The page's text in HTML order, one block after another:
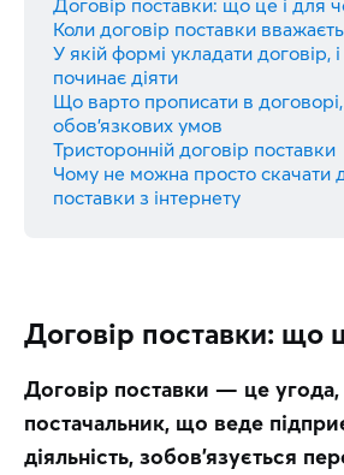
Договір поставки: що це і для
Коли договір поставки
У якій формі укладати договір,
починає діяти
Що варто прописати в
обов’язкових умов
Тристоронній договір поставки
Чому не можна просто скачати
поставки з інтернету
Договір поставки: що
Договір поставки — це
постачальник, що веде
діяльність, зобов’язується